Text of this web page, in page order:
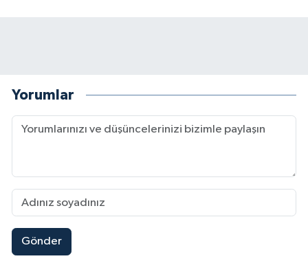
Yorumlar
Gönder